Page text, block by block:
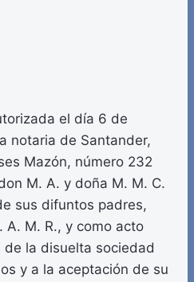
el día 6 de
notaria de Santander,
Mazón, número 232
M. A. y doña M. M. C.
sus difuntos padres,
A. M. R., y como acto
la disuelta sociedad
y a la aceptación de su